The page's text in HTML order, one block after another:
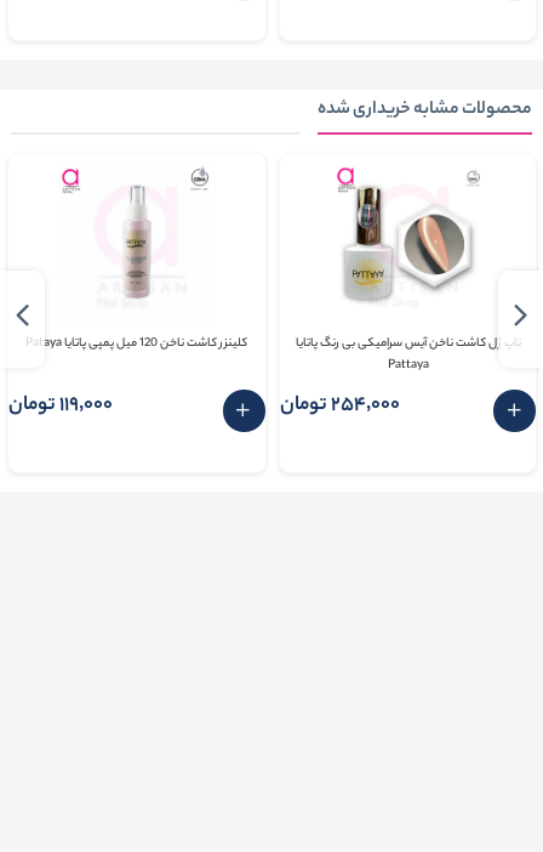
محصولات مشابه خریداری شده
تاپ ژل کاشت ناخن آیس سرامیکی بی رنگ پاتایا
Pattaya
254٬000 تومان
کلینزر کاشت ناخن 120 میل پمپی پاتایا Pataya
119٬000 تومان